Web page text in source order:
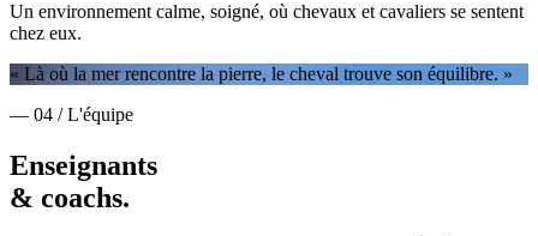
Un environnement calme, soigné, où chevaux et cavaliers se sentent
chez eux.
« Là où la mer rencontre la pierre, le cheval trouve son équilibre. »
— 04 / L'équipe
Enseignants
& coachs.